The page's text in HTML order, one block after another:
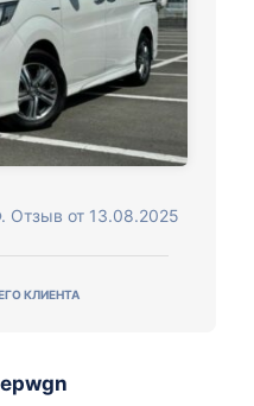
Отзыв от 13.08.2025
КЛИЕНТА